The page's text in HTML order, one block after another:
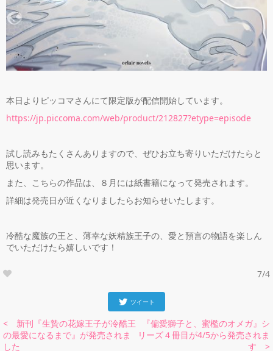
本日よりピッコマさんにて限定版が配信開始しています。
https://jp.piccoma.com/web/product/212827?etype=episode
試し読みもたくさんありますので、ぜひお立ち寄りいただけたらと
思います。
また、こちらの作品は、８月には紙書籍になって発売されます。
詳細は発売日が近くなりましたらお知らせいたします。
冷酷な魔族の王と、薄幸な妖精族王子の、愛と預言の物語を楽しん
でいただけたら嬉しいです！
7/4
ツイート
< 新刊『生贄の花嫁王子が冷酷王
の最愛になるまで』が発売されま
した
『偏愛獅子と、蜜檻のオメガ』シ
リーズ４冊目が4/5から発売されま
す >